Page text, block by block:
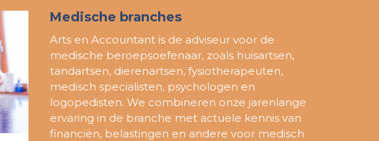
Medische branches
Arts en Accountant is de adviseur voor de
medische beroepsoefenaar, zoals huisartsen,
tandartsen, dierenartsen, fysiotherapeuten,
medisch specialisten, psychologen en
logopedisten. We combineren onze jarenlange
ervaring in de branche met actuele kennis van
financiën, belastingen en andere voor medisch